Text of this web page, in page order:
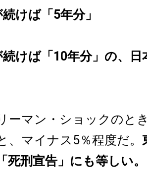
けば「5年分」
けば「10年分」の、
ーマン・ショックのと
、マイナス5％程度だ。
死刑宣告」にも等しい。